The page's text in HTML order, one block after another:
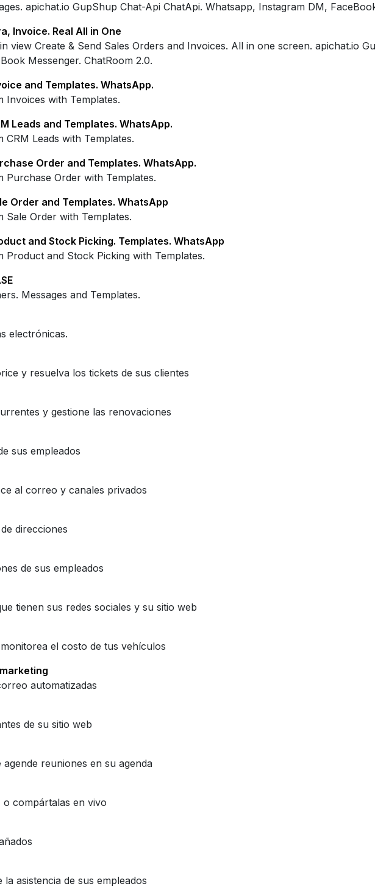
apichat.io GupShup Chat-Api ChatApi. Whatsapp, Instagram DM,
Invoice. Real All in One
view Create & Send Sales Orders and Invoices. All in one screen. apichat.io
Messenger. ChatRoom 2.0.
and Templates. WhatsApp.
Invoices with Templates.
Leads and Templates. WhatsApp.
CRM Leads with Templates.
Order and Templates. WhatsApp.
Purchase Order with Templates.
Order and Templates. WhatsApp
Sale Order with Templates.
and Stock Picking. Templates. WhatsApp
Product and Stock Picking with Templates.
Messages and Templates.
electrónicas.
y resuelva los tickets de sus clientes
y gestione las renovaciones
sus empleados
al correo y canales privados
direcciones
de sus empleados
tienen sus redes sociales y su sitio web
el costo de tus vehículos
automatizadas
de su sitio web
agende reuniones en su agenda
o compártalas en vivo
la asistencia de sus empleados